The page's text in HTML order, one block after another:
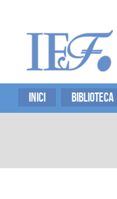
INICI BIBLIOTECA